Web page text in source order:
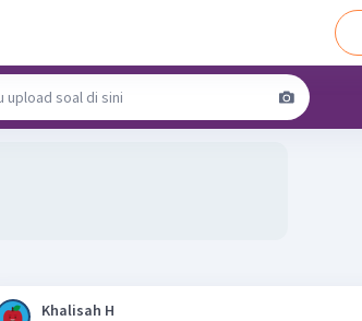
Khalisah H